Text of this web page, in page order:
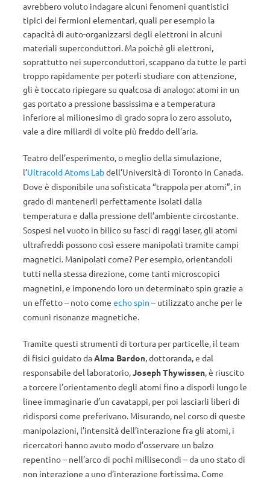
avrebbero voluto indagare alcuni fenomeni quantistici
tipici dei fermioni elementari, quali per esempio la
capacità di auto-organizzarsi degli elettroni in alcuni
materiali superconduttori. Ma poiché gli elettroni,
soprattutto nei superconduttori, scappano da tutte le parti
troppo rapidamente per poterli studiare con attenzione,
gli è toccato ripiegare su qualcosa di analogo: atomi in un
gas portato a pressione bassissima e a temperatura
inferiore al milionesimo di grado sopra lo zero assoluto,
vale a dire miliardi di volte più freddo dell’aria.
Teatro dell’esperimento, o meglio della simulazione,
l’Ultracold Atoms Labdell’Università di Toronto in Canada.
Dove è disponibile una sofisticata “trappola per atomi”, in
grado di mantenerli perfettamente isolati dalla
temperatura e dalla pressione dell’ambiente circostante.
Sospesi nel vuoto in bilico su fasci di raggi laser, gli atomi
ultrafreddi possono così essere manipolati tramite campi
magnetici. Manipolati come? Per esempio, orientandoli
tutti nella stessa direzione, come tanti microscopici
magnetini, e imponendo loro un determinato spin grazie a
un effetto – noto come echo spin – utilizzato anche per le
comuni risonanze magnetiche.
Tramite questi strumenti di tortura per particelle, il team
di fisici guidato daAlma Bardon, dottoranda, e dal
responsabile del laboratorio,Joseph Thywissen, è riuscito
a torcere l’orientamento degli atomi fino a disporli lungo le
linee immaginarie d’un cavatappi, per poi lasciarli liberi di
ridisporsi come preferivano. Misurando, nel corso di queste
manipolazioni, l’intensità dell’interazione fra gli atomi, i
ricercatori hanno avuto modo d’osservare un balzo
repentino – nell’arco di pochi millisecondi – da uno stato di
non interazione a uno d’interazione fortissima. Come